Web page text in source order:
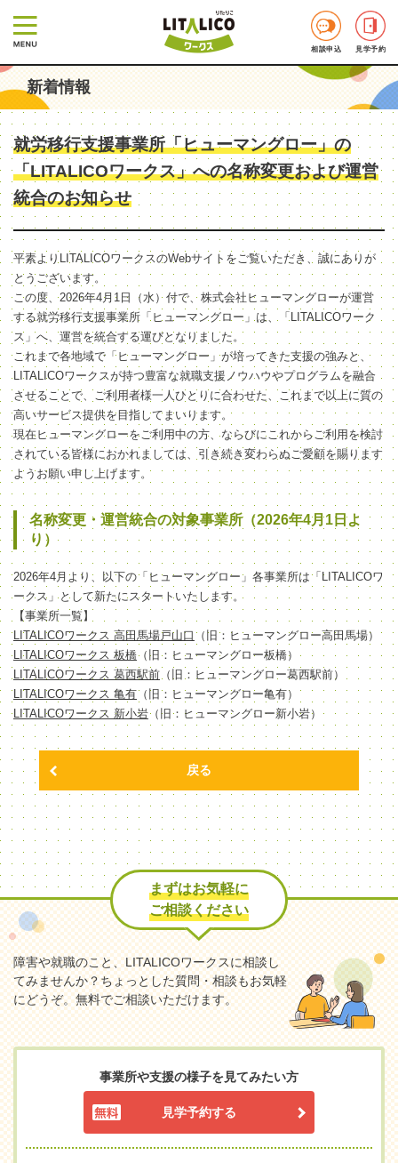
相談申込 見学予約
新着情報
就労移行支援事業所「ヒューマングロー」の
「LITALICOワークス」への名称変更および運営
統合のお知らせ
平素よりLITALICOワークスのWebサイトをご覧いただき、誠にありが
とうございます。
この度、2026年4月1日（水）付で、株式会社ヒューマングローが運営
する就労移行支援事業所「ヒューマングロー」は、「LITALICOワーク
ス」へ、運営を統合する運びとなりました。
これまで各地域で「ヒューマングロー」が培ってきた支援の強みと、
LITALICOワークスが持つ豊富な就職支援ノウハウやプログラムを融合
させることで、ご利用者様一人ひとりに合わせた、これまで以上に質の
高いサービス提供を目指してまいります。
現在ヒューマングローをご利用中の方、ならびにこれからご利用を検討
されている皆様におかれましては、引き続き変わらぬご愛顧を賜ります
ようお願い申し上げます。
名称変更・運営統合の対象事業所（2026年4月1日よ
り）
2026年4月より、以下の「ヒューマングロー」各事業所は「LITALICOワ
ークス」として新たにスタートいたします。
【事業所一覧】
LITALICOワークス 高田馬場戸山口 （旧：ヒューマングロー高田馬場）
LITALICOワークス 板橋（旧：ヒューマングロー板橋）
LITALICOワークス 葛西駅前 （旧：ヒューマングロー葛西駅前）
LITALICOワークス 亀有（旧：ヒューマングロー亀有）
LITALICOワークス 新小岩（旧：ヒューマングロー新小岩）
戻る
まずはお気軽に
ご相談ください
障害や就職のこと、LITALICOワークスに相談し
てみませんか？ちょっとした質問・相談もお気軽
にどうぞ。無料でご相談いただけます。
事業所や支援の様子を見てみたい方
見学予約する